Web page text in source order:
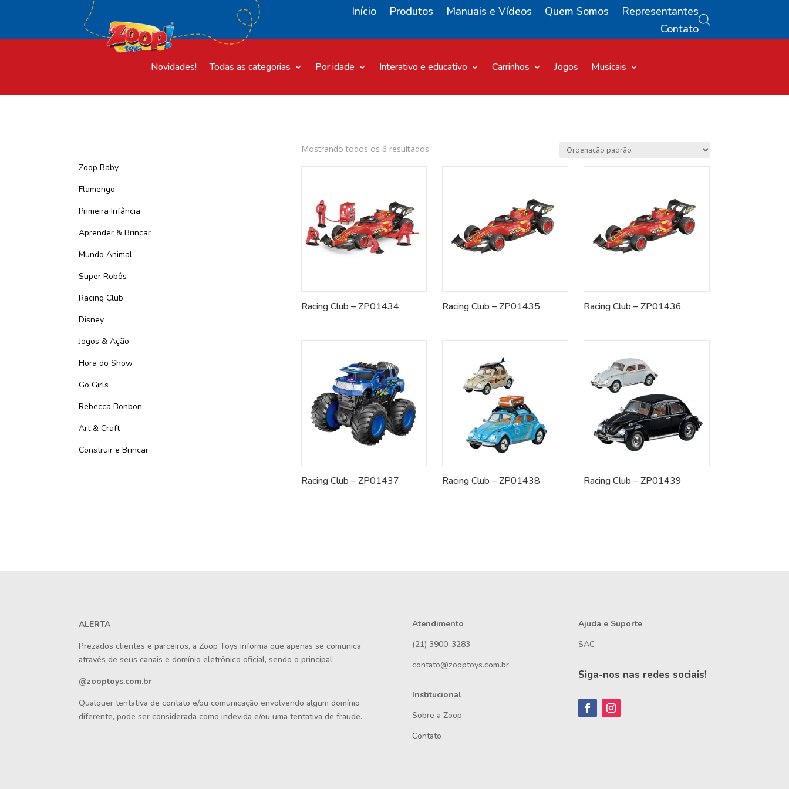
Início Produtos Manuais e Vídeos Quem Somos
Representantes
Contato
Novidades! Todas as categorias Por idade Interativo e educativo Carrinhos Jogos Musicais
Zoop Baby
Flamengo
Primeira Infância
Aprender & Brincar
Mundo Animal
Super Robôs
Racing Club
Disney
Jogos & Ação
Hora do Show
Go Girls
Rebecca Bonbon
Art & Craft
Construir e Brincar
Mostrando todos os 6 resultados
Racing Club – ZP01434 Racing Club – ZP01435 Racing Club – ZP01436
Racing Club – ZP01437 Racing Club – ZP01438 Racing Club – ZP01439
ALERTA
Prezados clientes e parceiros, a Zoop Toys informa que apenas se comunica
através de seus canais e domínio eletrônico oficial, sendo o principal:
@zooptoys.com.br
Qualquer tentativa de contato e/ou comunicação envolvendo algum domínio
diferente, pode ser considerada como indevida e/ou uma tentativa de fraude.
Atendimento
(21) 3900-3283
contato@zooptoys.com.br
Institucional
Sobre a Zoop
Contato
Ajuda e Suporte
SAC
Siga-nos nas redes sociais!